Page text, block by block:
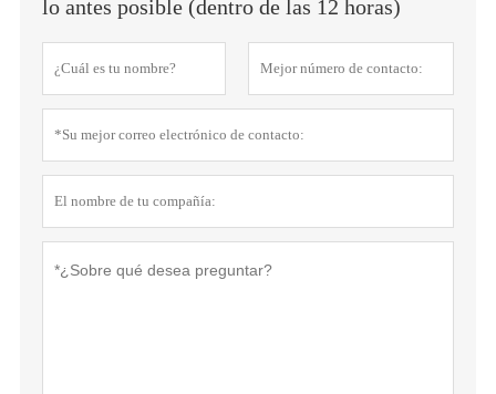
lo antes posible (dentro de las 12 horas)